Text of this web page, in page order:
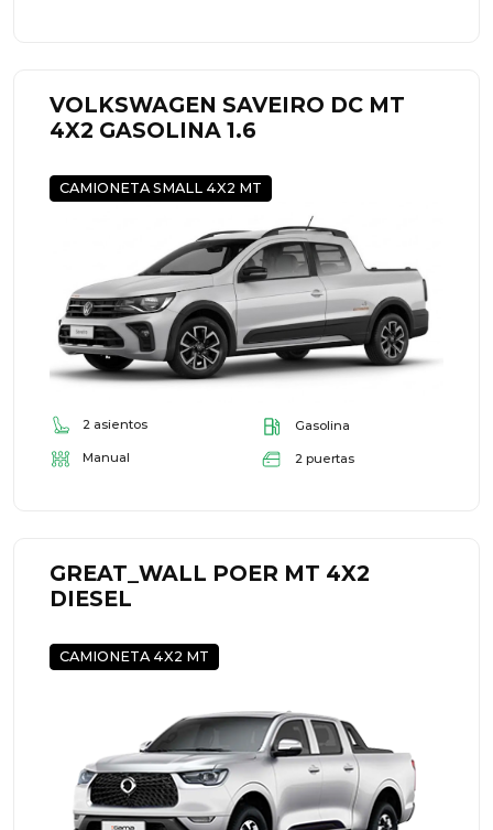
VOLKSWAGEN SAVEIRO DC MT
4X2 GASOLINA 1.6
CAMIONETA SMALL 4X2 MT
2 asientos Gasolina
Manual 2 puertas
GREAT_WALL POER MT 4X2
DIESEL
CAMIONETA 4X2 MT